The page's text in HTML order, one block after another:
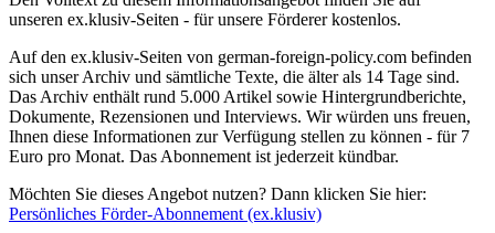
unseren ex.klusiv-Seiten - für unsere Förderer kostenlos.
Auf den ex.klusiv-Seiten von german-foreign-policy.com befinden
sich unser Archiv und sämtliche Texte, die älter als 14 Tage sind.
Das Archiv enthält rund 5.000 Artikel sowie Hintergrundberichte,
Dokumente, Rezensionen und Interviews. Wir würden uns freuen,
Ihnen diese Informationen zur Verfügung stellen zu können - für 7
Euro pro Monat. Das Abonnement ist jederzeit kündbar.
Möchten Sie dieses Angebot nutzen? Dann klicken Sie hier:
Persönliches Förder-Abonnement (ex.klusiv)